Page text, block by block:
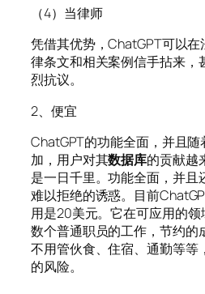
（4）当律师
凭借其优势，ChatGPT可以
律条文和相关案例信手拈来，
烈抗议。
2、便宜
ChatGPT的功能全面，并且
加，用户对其数据库的贡献越
是一日千里。功能全面，并且
难以拒绝的诱惑。目前
用是20美元。它在可应用的
数个普通职员的工作，节约的
不用管伙食、住宿、通勤等等
的风险。